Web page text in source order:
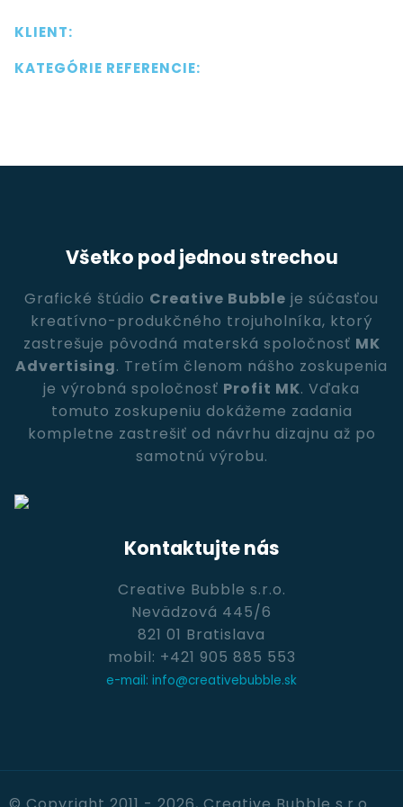
KLIENT:
KATEGÓRIE REFERENCIE:
Všetko pod jednou strechou
Grafické štúdio Creative Bubble je súčasťou
kreatívno-produkčného trojuholníka, ktorý
zastrešuje pôvodná materská spoločnosť MK
Advertising. Tretím členom nášho zoskupenia
je výrobná spoločnosť Profit MK. Vďaka
tomuto zoskupeniu dokážeme zadania
kompletne zastrešiť od návrhu dizajnu až po
samotnú výrobu.
Kontaktujte nás
Creative Bubble s.r.o.
Nevädzová 445/6
821 01 Bratislava
mobil: +421 905 885 553
e-mail: info@creativebubble.sk